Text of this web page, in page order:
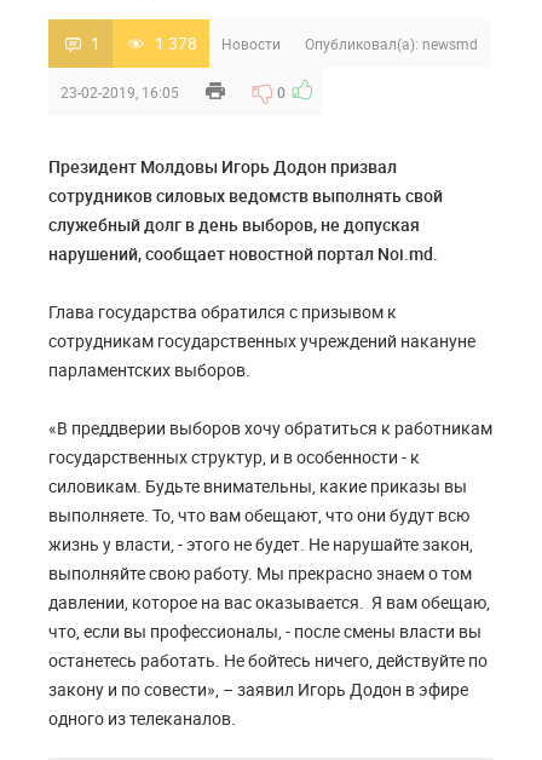
1 1 378 Новости Опубликовал(а): newsmd
23-02-2019, 16:05 0
Президент Молдовы Игорь Додон призвал
сотрудников силовых ведомств выполнять свой
служебный долг в день выборов, не допуская
нарушений, сообщает новостной портал Noi.md.
Глава государства обратился с призывом к
сотрудникам государственных учреждений накануне
парламентских выборов.
«В преддверии выборов хочу обратиться к работникам
государственных структур, и в особенности - к
силовикам. Будьте внимательны, какие приказы вы
выполняете. То, что вам обещают, что они будут всю
жизнь у власти, - этого не будет. Не нарушайте закон,
выполняйте свою работу. Мы прекрасно знаем о том
давлении, которое на вас оказывается. Я вам обещаю,
что, если вы профессионалы, - после смены власти вы
останетесь работать. Не бойтесь ничего, действуйте по
закону и по совести», – заявил Игорь Додон в эфире
одного из телеканалов.